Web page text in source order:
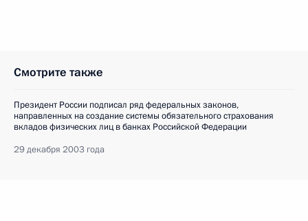
Смотрите также
Президент России подписал ряд федеральных законов,
направленных на создание системы обязательного страхования
вкладов физических лиц в банках Российской Федерации
29 декабря 2003 года